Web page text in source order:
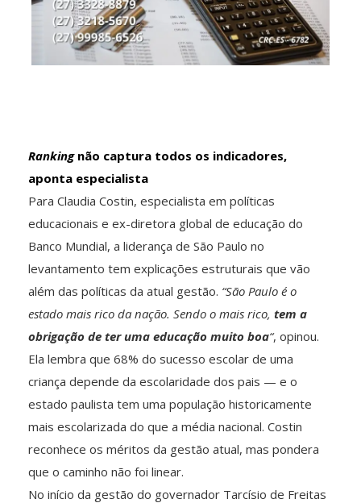
Rankingnão captura todos os indicadores,
aponta especialista
Para Claudia Costin, especialista em políticas
educacionais e ex-diretora global de educação do
Banco Mundial, a liderança de São Paulo no
levantamento tem explicações estruturais que vão
além das políticas da atual gestão. “São Paulo é o
estado mais rico da nação. Sendo o mais rico, tem a
obrigação de ter uma educação muito boa“, opinou.
Ela lembra que 68% do sucesso escolar de uma
criança depende da escolaridade dos pais — e o
estado paulista tem uma população historicamente
mais escolarizada do que a média nacional. Costin
reconhece os méritos da gestão atual, mas pondera
que o caminho não foi linear.
No início da gestão do governador Tarcísio de Freitas